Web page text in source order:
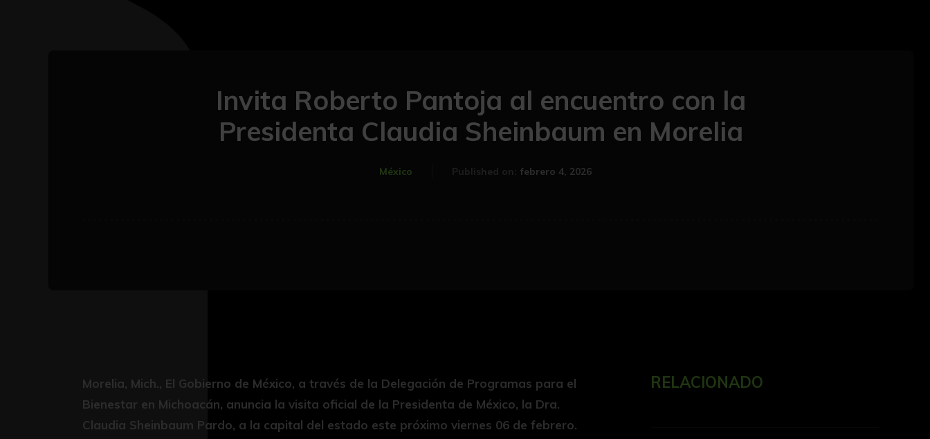
Invita Roberto Pantoja al encuentro con la
Presidenta Claudia Sheinbaum en Morelia
México Published on: febrero 4, 2026
Morelia, Mich., El Gobierno de México, a través de la Delegación de Programas para el
Bienestar en Michoacán, anuncia la visita oficial de la Presidenta de México, la Dra.
Claudia Sheinbaum Pardo, a la capital del estado este próximo viernes 06 de febrero.
RELACIONADO